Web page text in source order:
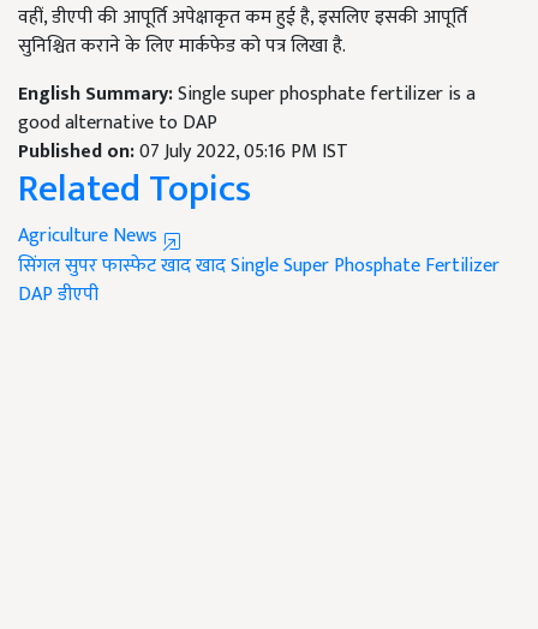
वहीं, डीएपी की आपूर्ति अपेक्षाकृत कम हुई है, इसलिए इसकी आपूर्ति
सुनिश्चित कराने के लिए मार्कफेड को पत्र लिखा है.
English Summary:Single super phosphate fertilizer is a
good alternative to DAP
Published on:07 July 2022, 05:16 PM IST
Related Topics
Agriculture News
सिंगल सुपर फास्फेट खादखादSingle Super Phosphate Fertilizer
DAPडीएपी